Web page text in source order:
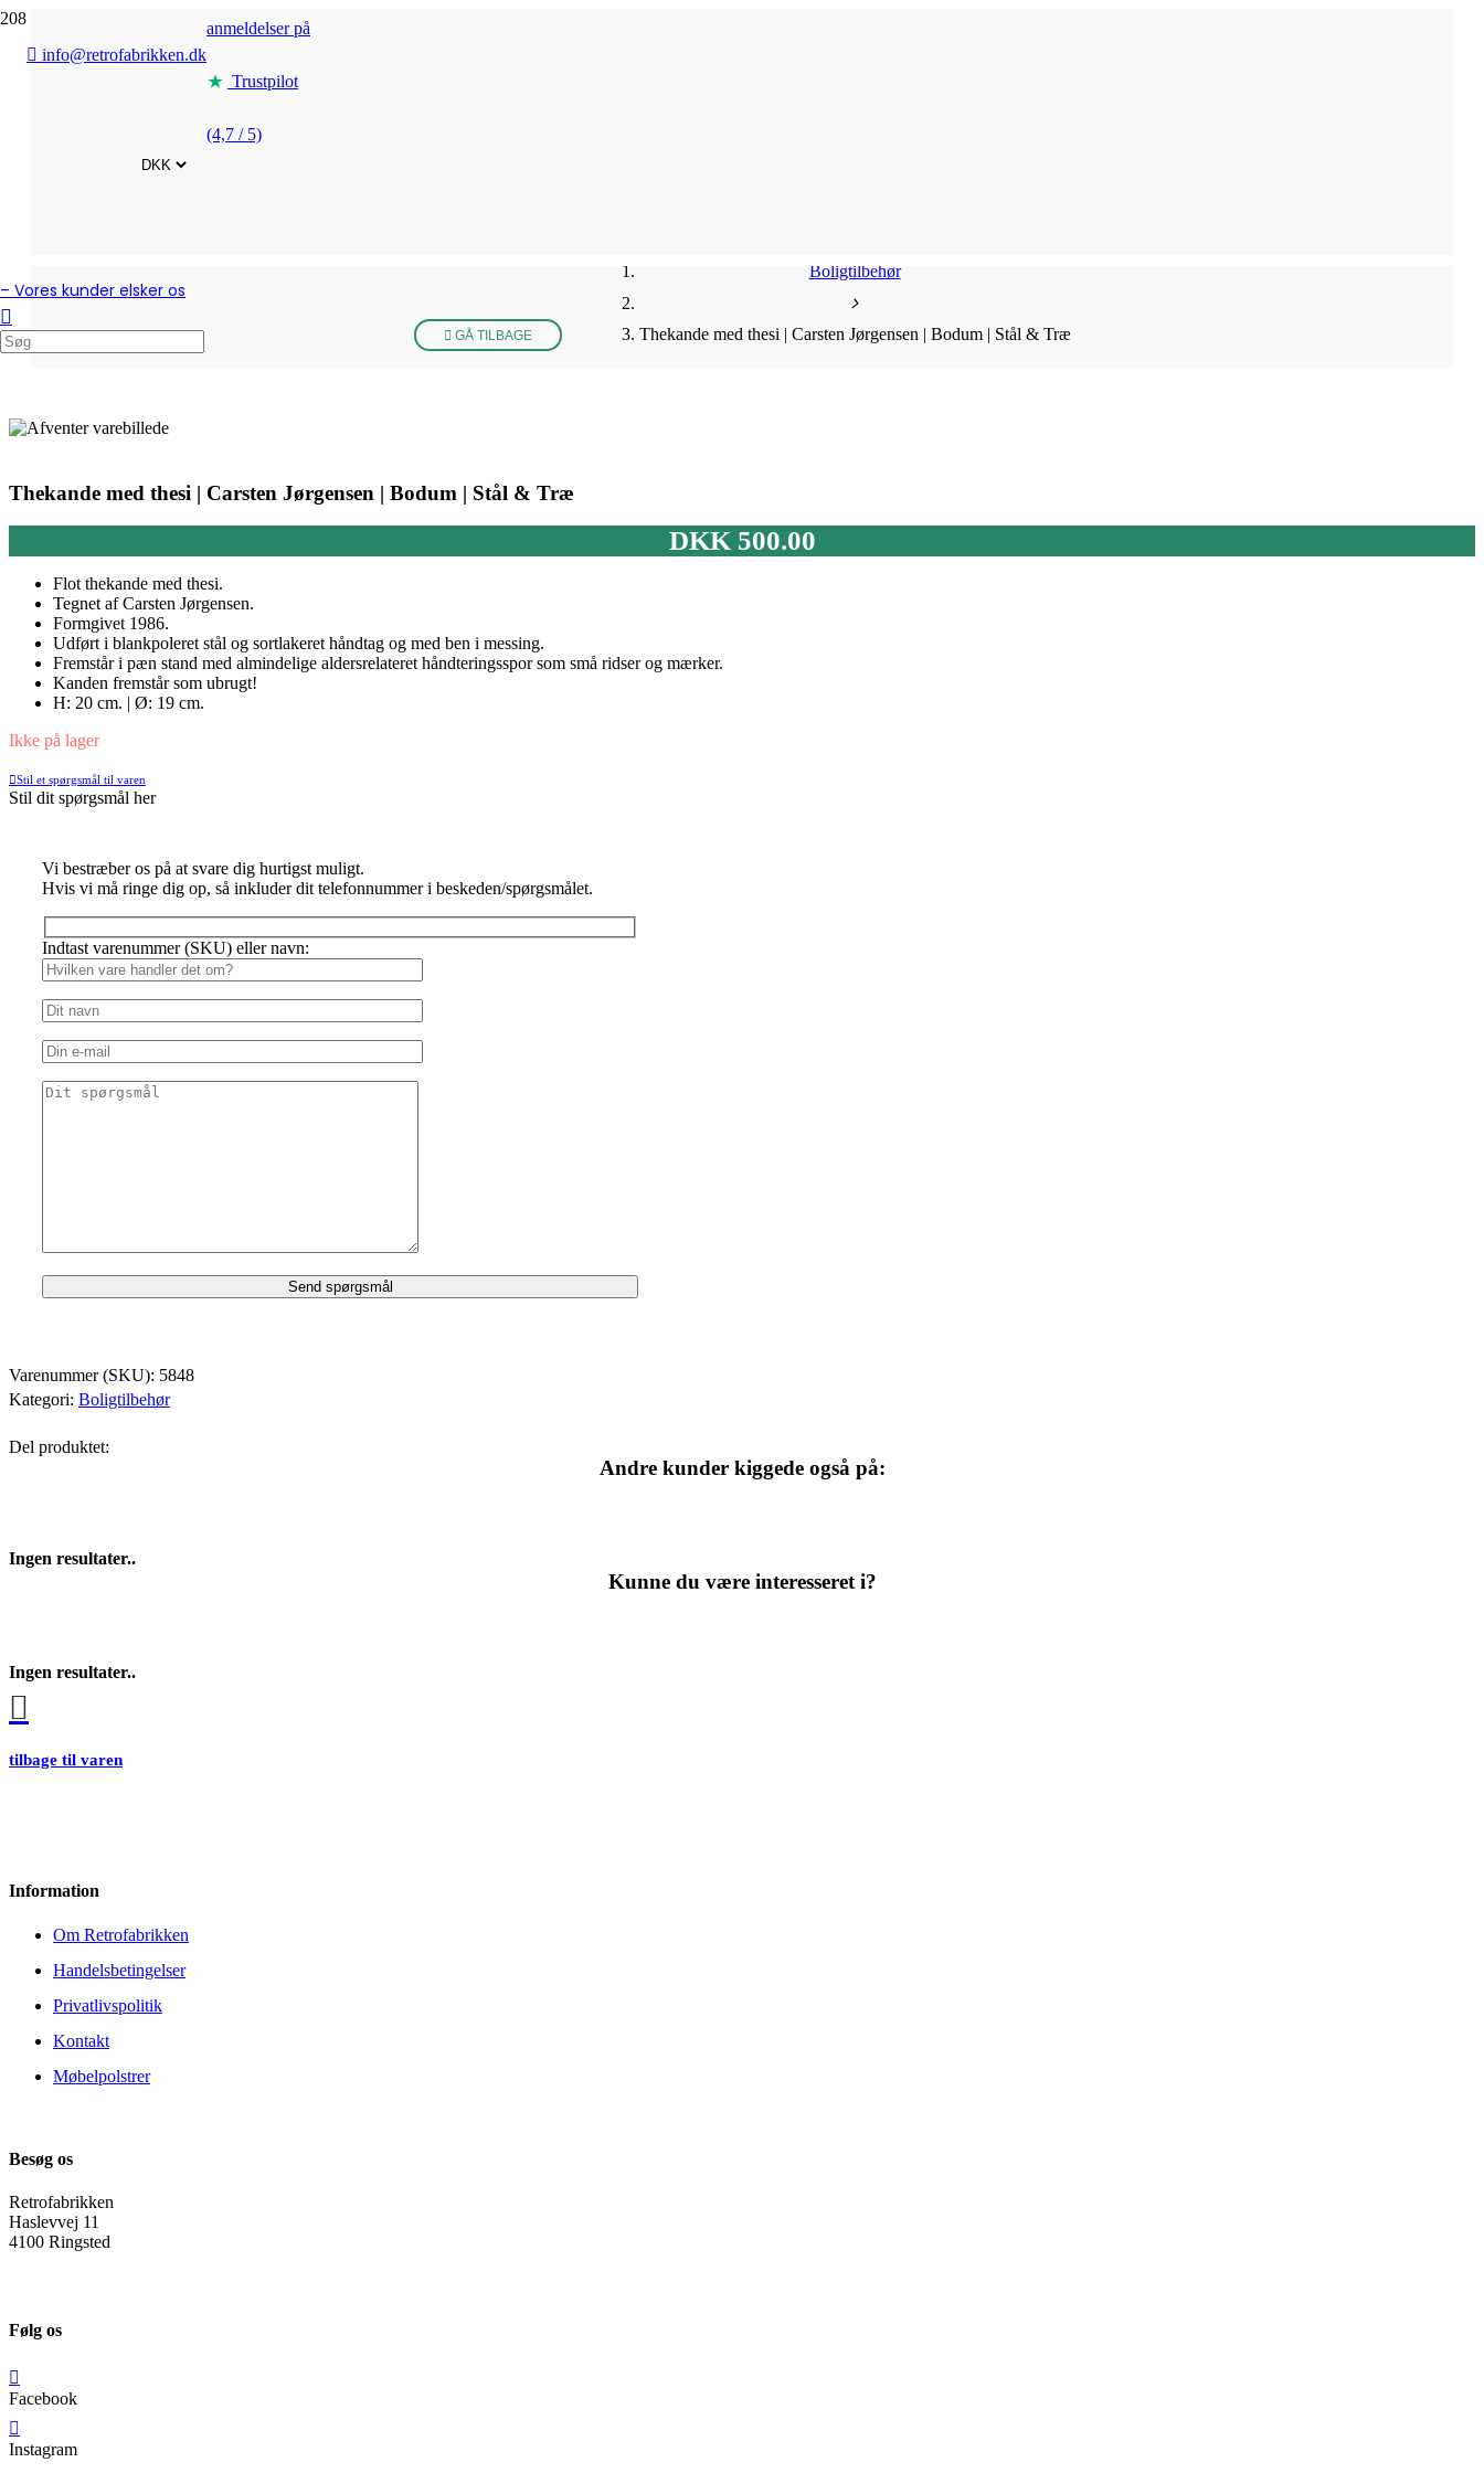
info@retrofabrikken.dk
anmeldelser på
Trustpilot
(4,7 / 5)
– Vores kunder elsker os
GÅ TILBAGE
Boligtilbehør
Thekande med thesi | Carsten Jørgensen | Bodum | Stål & Træ
Thekande med thesi | Carsten Jørgensen | Bodum | Stål & Træ
DKK500.00
Flot thekande med thesi.
Tegnet af Carsten Jørgensen.
Formgivet 1986.
Udført i blankpoleret stål og sortlakeret håndtag og med ben i messing.
Fremstår i pæn stand med almindelige aldersrelateret håndteringsspor som små ridser og mærker.
Kanden fremstår som ubrugt!
H: 20 cm. | Ø: 19 cm.
Ikke på lager
Stil et spørgsmål til varen
Stil dit spørgsmål her
Vi bestræber os på at svare dig hurtigst muligt.
Hvis vi må ringe dig op, så inkluder dit telefonnummer i beskeden/spørgsmålet.
Indtast varenummer (SKU) eller navn:
Varenummer (SKU): 5848
Kategori: Boligtilbehør
Del produktet:
Andre kunder kiggede også på:
Ingen resultater..
Kunne du være interesseret i?
Ingen resultater..
tilbage til varen
Information
Om Retrofabrikken
Handelsbetingelser
Privatlivspolitik
Kontakt
Møbelpolstrer
Besøg os
Retrofabrikken
Haslevvej 11
4100 Ringsted
Følg os
Facebook
Instagram